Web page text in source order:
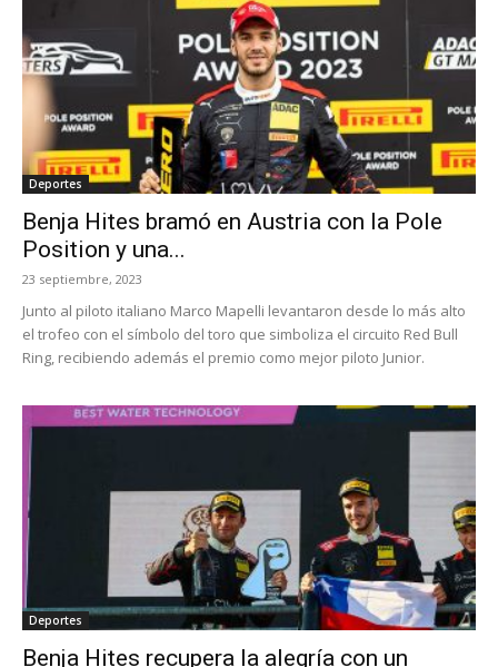
Deportes
Benja Hites bramó en Austria con la Pole
Position y una...
23 septiembre, 2023
Junto al piloto italiano Marco Mapelli levantaron desde lo más alto
el trofeo con el símbolo del toro que simboliza el circuito Red Bull
Ring, recibiendo además el premio como mejor piloto Junior.
Deportes
Benja Hites recupera la alegría con un